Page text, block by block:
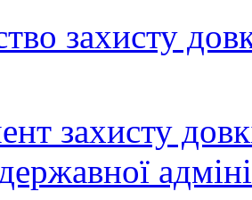
захисту
захисту